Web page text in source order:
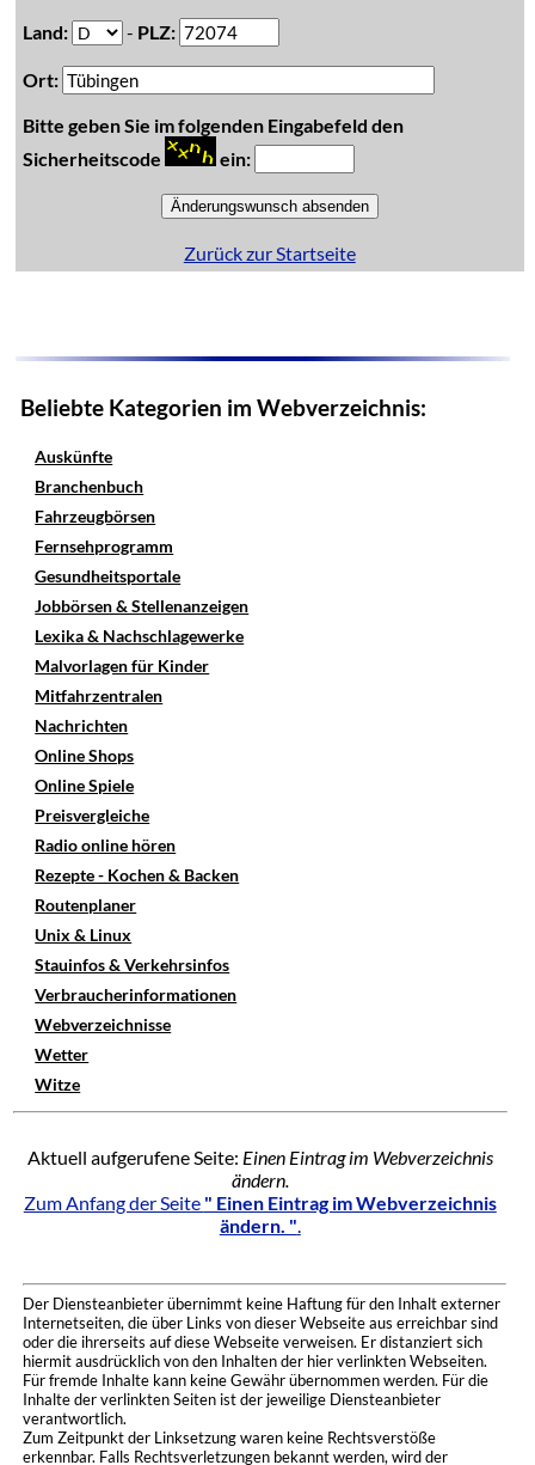
Land:
- PLZ:
Ort:
Bitte geben Sie im folgenden Eingabefeld den
Sicherheitscode
ein:
Zurück zur Startseite
Beliebte Kategorien im Webverzeichnis:
Auskünfte
Branchenbuch
Fahrzeugbörsen
Fernsehprogramm
Gesundheitsportale
Jobbörsen & Stellenanzeigen
Lexika & Nachschlagewerke
Malvorlagen für Kinder
Mitfahrzentralen
Nachrichten
Online Shops
Online Spiele
Preisvergleiche
Radio online hören
Rezepte - Kochen & Backen
Routenplaner
Unix & Linux
Stauinfos & Verkehrsinfos
Verbraucherinformationen
Webverzeichnisse
Wetter
Witze
Aktuell aufgerufene Seite: Einen Eintrag im Webverzeichnis
ändern.
Zum Anfang der Seite " Einen Eintrag im Webverzeichnis
ändern. ".
Der Diensteanbieter übernimmt keine Haftung für den Inhalt externer
Internetseiten, die über Links von dieser Webseite aus erreichbar sind
oder die ihrerseits auf diese Webseite verweisen. Er distanziert sich
hiermit ausdrücklich von den Inhalten der hier verlinkten Webseiten.
Für fremde Inhalte kann keine Gewähr übernommen werden. Für die
Inhalte der verlinkten Seiten ist der jeweilige Diensteanbieter
verantwortlich.
Zum Zeitpunkt der Linksetzung waren keine Rechtsverstöße
erkennbar. Falls Rechtsverletzungen bekannt werden, wird der